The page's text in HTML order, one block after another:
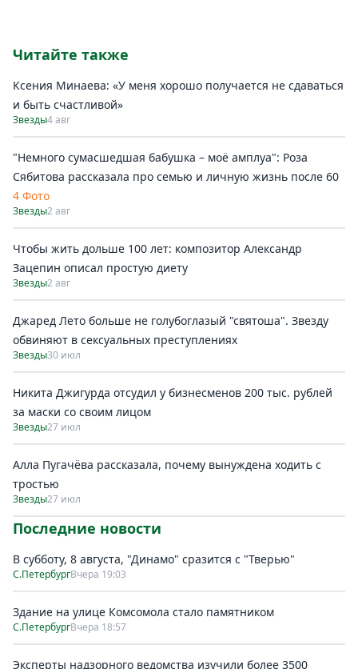
Читайте также
Ксения Минаева: «У меня хорошо получается не сдаваться
и быть счастливой»
Звезды4 авг
"Немного сумасшедшая бабушка – моё амплуа": Роза
Сябитова рассказала про семью и личную жизнь после 60
4 Фото
Звезды2 авг
Чтобы жить дольше 100 лет: композитор Александр
Зацепин описал простую диету
Звезды2 авг
Джаред Лето больше не голубоглазый "святоша". Звезду
обвиняют в сексуальных преступлениях
Звезды30 июл
Никита Джигурда отсудил у бизнесменов 200 тыс. рублей
за маски со своим лицом
Звезды27 июл
Алла Пугачёва рассказала, почему вынуждена ходить с
тростью
Звезды27 июл
Последние новости
В субботу, 8 августа, "Динамо" сразится с "Тверью"
С.ПетербургВчера 19:03
Здание на улице Комсомола стало памятником
С.ПетербургВчера 18:57
Эксперты надзорного ведомства изучили более 3500